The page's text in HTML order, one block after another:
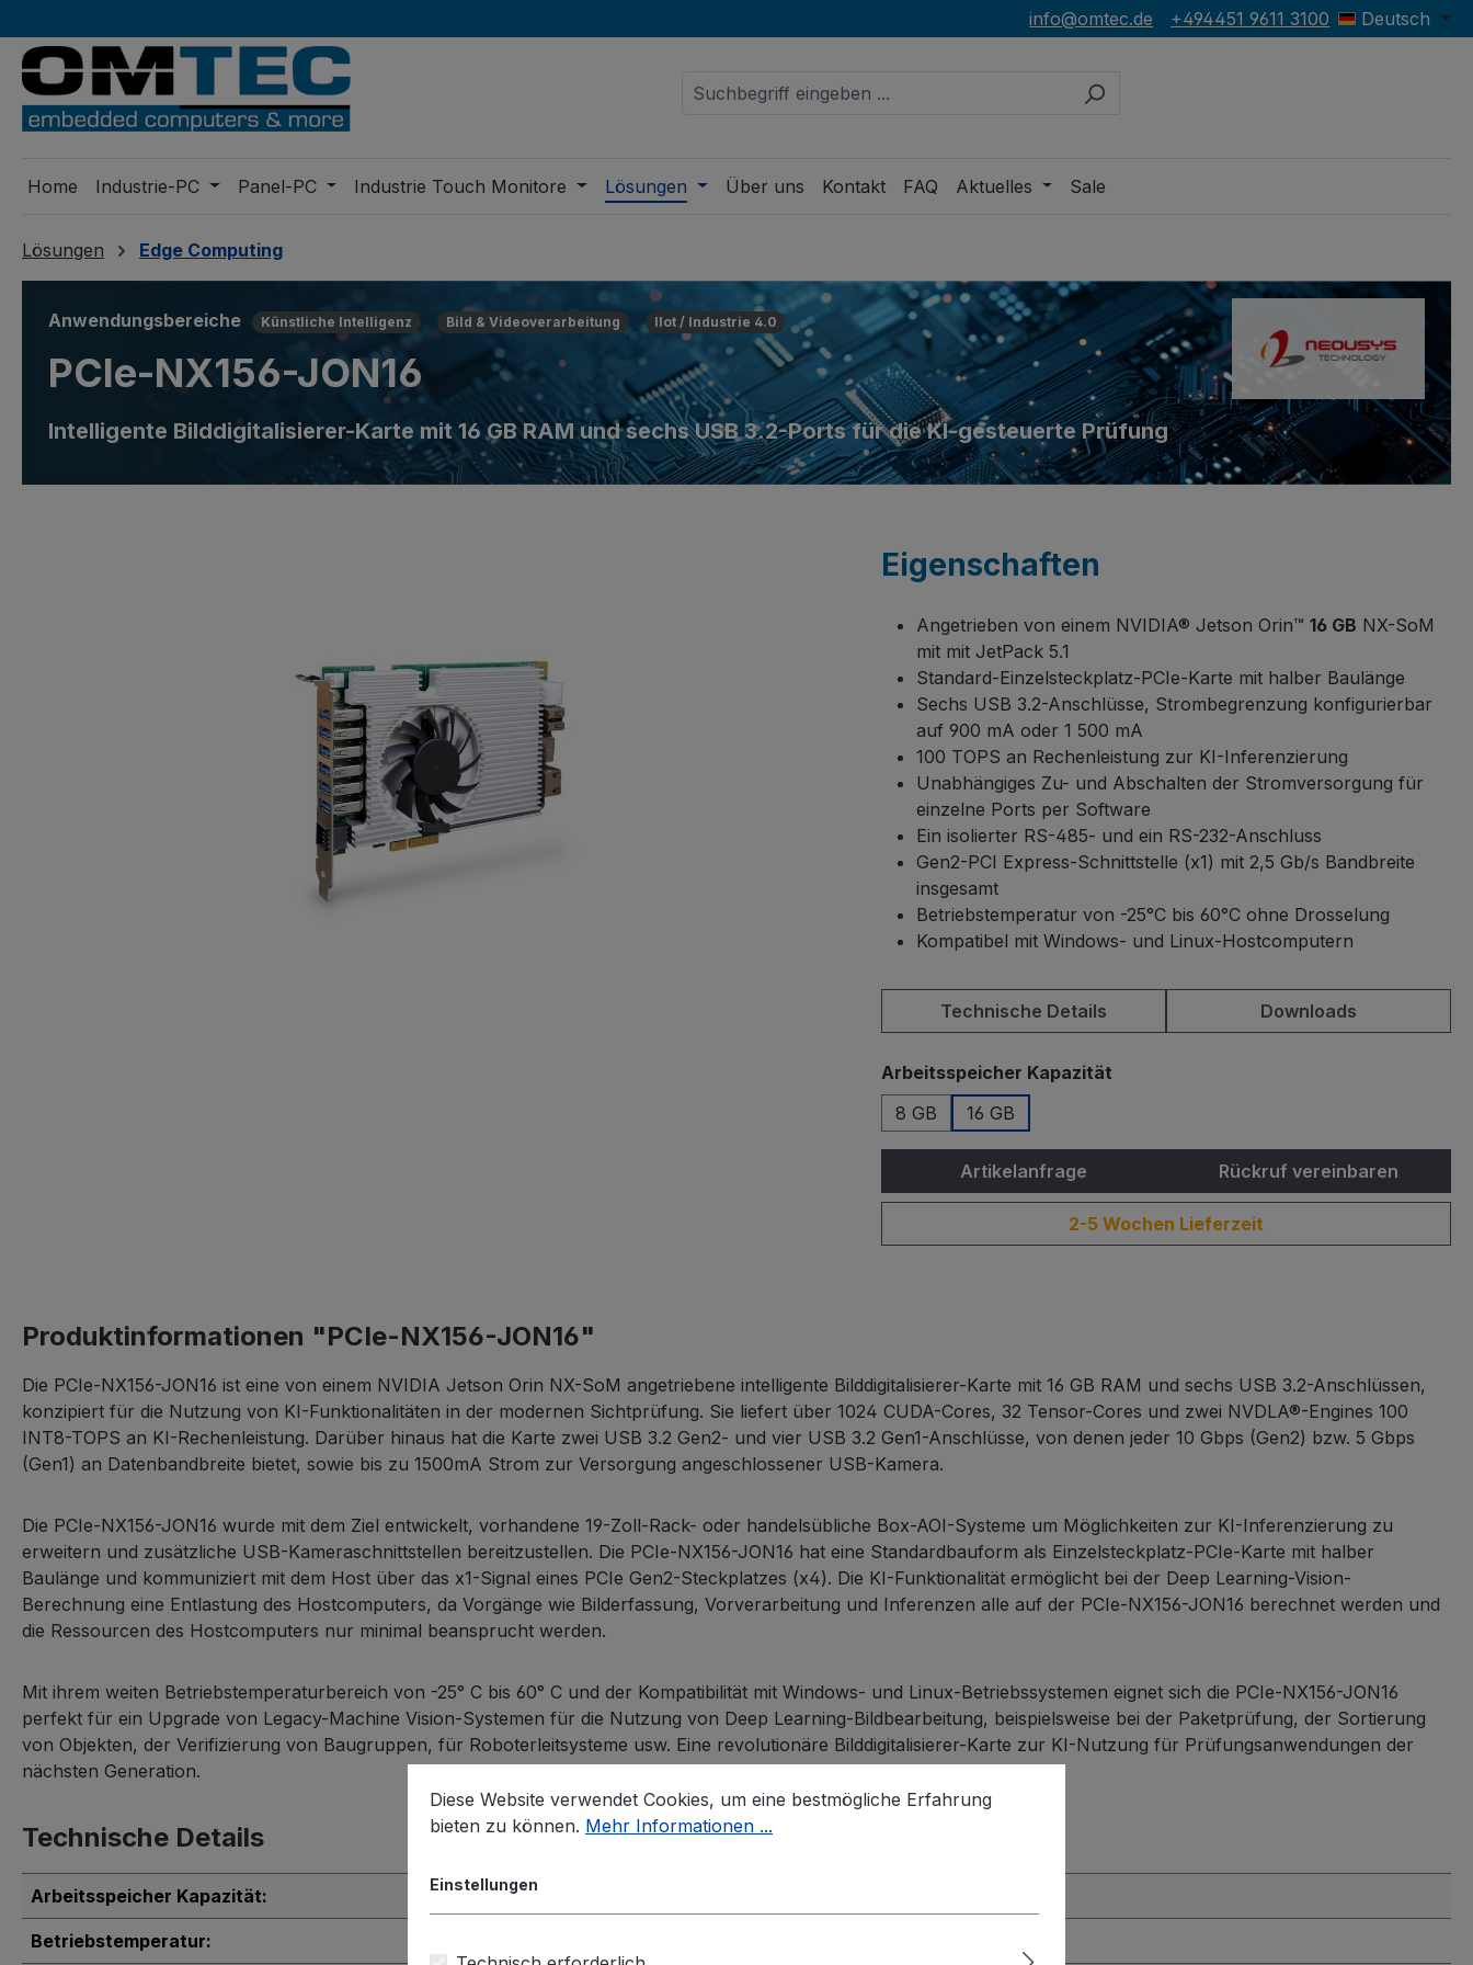
info@omtec.de +494451 9611 3100 Deutsch
Home Industrie-PC Panel-PC Industrie Touch Monitore Lösungen Über uns Kontakt FAQ Aktuelles Sale
Lösungen Edge Computing
Anwendungsbereiche Künstliche Intelligenz Bild & Videoverarbeitung IIot / Industrie 4.0
PCIe-NX156-JON16
Intelligente Bilddigitalisierer-Karte mit 16 GB RAM und sechs USB 3.2-Ports für die KI-gesteuerte Prüfung
Eigenschaften
Angetrieben von einem NVIDIA® Jetson Orin™ 16 GB NX-SoM
mit mit JetPack 5.1
Standard-Einzelsteckplatz-PCIe-Karte mit halber Baulänge
Sechs USB 3.2-Anschlüsse, Strombegrenzung konfigurierbar
auf 900 mA oder 1 500 mA
100 TOPS an Rechenleistung zur KI-Inferenzierung
Unabhängiges Zu- und Abschalten der Stromversorgung für
einzelne Ports per Software
Ein isolierter RS-485- und ein RS-232-Anschluss
Gen2-PCI Express-Schnittstelle (x1) mit 2,5 Gb/s Bandbreite
insgesamt
Betriebstemperatur von -25°C bis 60°C ohne Drosselung
Kompatibel mit Windows- und Linux-Hostcomputern
Technische Details Downloads
Arbeitsspeicher Kapazität
8 GB
16 GB
Artikelanfrage Rückruf vereinbaren
2-5 Wochen Lieferzeit
Produktinformationen "PCIe-NX156-JON16"
Die PCIe-NX156-JON16 ist eine von einem NVIDIA Jetson Orin NX-SoM angetriebene intelligente Bilddigitalisierer-Karte mit 16 GB RAM und sechs USB 3.2-Anschlüssen,
konzipiert für die Nutzung von KI-Funktionalitäten in der modernen Sichtprüfung. Sie liefert über 1024 CUDA-Cores, 32 Tensor-Cores und zwei NVDLA®-Engines 100
INT8-TOPS an KI-Rechenleistung. Darüber hinaus hat die Karte zwei USB 3.2 Gen2- und vier USB 3.2 Gen1-Anschlüsse, von denen jeder 10 Gbps (Gen2) bzw. 5 Gbps
(Gen1) an Datenbandbreite bietet, sowie bis zu 1500mA Strom zur Versorgung angeschlossener USB-Kamera.
Die PCIe-NX156-JON16 wurde mit dem Ziel entwickelt, vorhandene 19-Zoll-Rack- oder handelsübliche Box-AOI-Systeme um Möglichkeiten zur KI-Inferenzierung zu
erweitern und zusätzliche USB-Kameraschnittstellen bereitzustellen. Die PCIe-NX156-JON16 hat eine Standardbauform als Einzelsteckplatz-PCIe-Karte mit halber
Baulänge und kommuniziert mit dem Host über das x1-Signal eines PCIe Gen2-Steckplatzes (x4). Die KI-Funktionalität ermöglicht bei der Deep Learning-Vision-
Berechnung eine Entlastung des Hostcomputers, da Vorgänge wie Bilderfassung, Vorverarbeitung und Inferenzen alle auf der PCIe-NX156-JON16 berechnet werden und
die Ressourcen des Hostcomputers nur minimal beansprucht werden.
Mit ihrem weiten Betriebstemperaturbereich von -25° C bis 60° C und der Kompatibilität mit Windows- und Linux-Betriebssystemen eignet sich die PCIe-NX156-JON16
perfekt für ein Upgrade von Legacy-Machine Vision-Systemen für die Nutzung von Deep Learning-Bildbearbeitung, beispielsweise bei der Paketprüfung, der Sortierung
von Objekten, der Verifizierung von Baugruppen, für Roboterleitsysteme usw. Eine revolutionäre Bilddigitalisierer-Karte zur KI-Nutzung für Prüfungsanwendungen der
nächsten Generation.
Technische Details
Arbeitsspeicher Kapazität:
Betriebstemperatur:
Diese Website verwendet Cookies, um eine bestmögliche Erfahrung
bieten zu können. Mehr Informationen ...
Einstellungen